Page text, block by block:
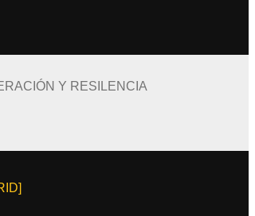
Y RESILENCIA